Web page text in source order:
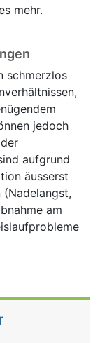
mehr.
schmerzlos
jedoch
aufgrund
äusserst
(Nadelangst,
am